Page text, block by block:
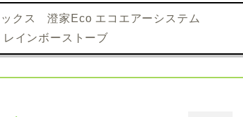
ックス 澄家Eco エコエアーシステム
インボーストーブ